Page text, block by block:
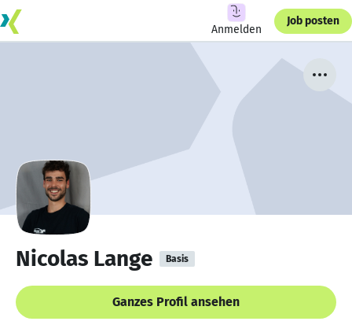
Anmelden
Job posten
Nicolas Lange Basis
Ganzes Profil ansehen